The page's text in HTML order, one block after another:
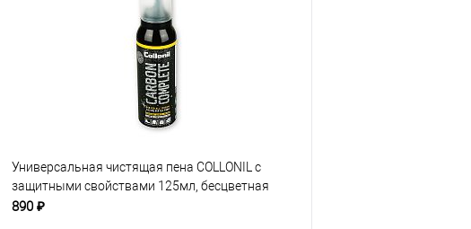
Универсальная чистящая пена COLLONIL с
защитными свойствами 125мл, бесцветная
890 ₽